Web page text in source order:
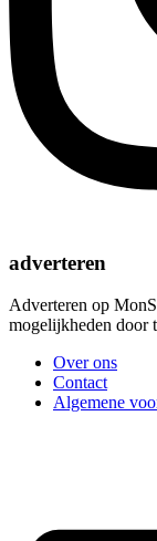
adverteren
Adverteren op
mogelijkheden door
Over ons
Contact
Algemene